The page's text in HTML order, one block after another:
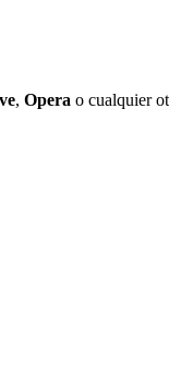
, Opera o cualquier